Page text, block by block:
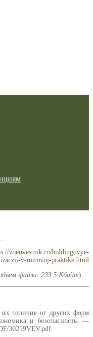
voenvestnik.ru/holdingovye-
v-mirovoj-praktike.html
файла: 233.5 Кбайт)
отличие от других форм
и безопасность. —
30219VEV.pdf